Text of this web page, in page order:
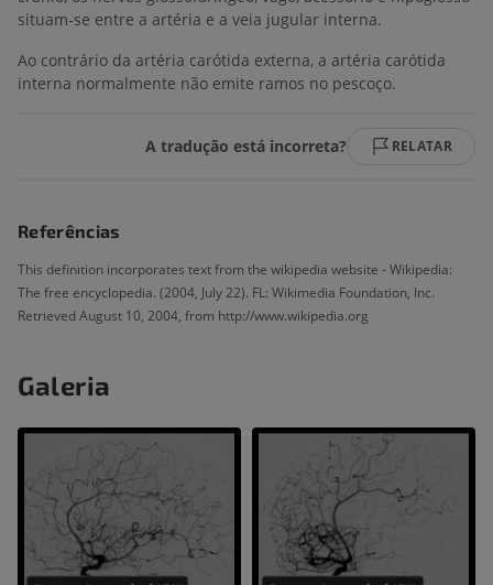
situam-se entre a artéria e a veia jugular interna.
Ao contrário da artéria carótida externa, a artéria carótida
interna normalmente não emite ramos no pescoço.
A tradução está incorreta? RELATAR
Referências
This definition incorporates text from the wikipedia website - Wikipedia:
The free encyclopedia. (2004, July 22). FL: Wikimedia Foundation, Inc.
Retrieved August 10, 2004, from http://www.wikipedia.org
Galeria